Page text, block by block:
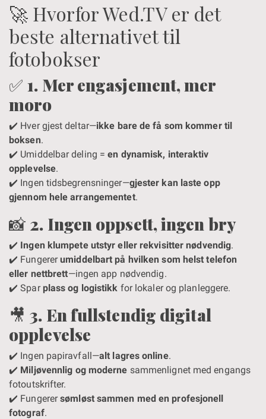
🚀 Hvorfor Wed.TV er det
beste alternativet til
fotobokser
✅1. Mer engasjement, mer
moro
✔️ Hver gjest deltar—ikke bare de få som kommer til
boksen.
✔️ Umiddelbar deling =en dynamisk, interaktiv
opplevelse.
✔️ Ingen tidsbegrensninger—gjester kan laste opp
gjennom hele arrangementet.
📸 2. Ingen oppsett, ingen bry
✔️ Ingen klumpete utstyr eller rekvisitter nødvendig.
✔️ Fungererumiddelbart på hvilken som helst telefon
eller nettbrett—ingen app nødvendig.
✔️ Spar plass og logistikk for lokaler og planleggere.
🎥3. En fullstendig digital
opplevelse
✔️ Ingen papiravfall—alt lagres online.
✔️ Miljøvennlig og moderne sammenlignet med engangs
fotoutskrifter.
✔️ Fungerersømløst sammen med en profesjonell
fotograf.